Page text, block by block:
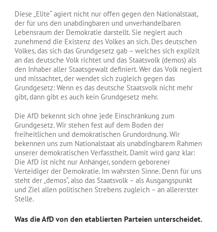
Diese „Elite“ agiert nicht nur offen gegen den Nationalstaat,
der für uns den unabdingbaren und unverhandelbaren
Lebensraum der Demokratie darstellt. Sie negiert auch
zunehmend die Existenz des Volkes an sich. Des deutschen
Volkes, das sich das Grundgesetz gab – welches sich explizit
an das deutsche Volk richtet und das Staatsvolk (demos) als
den Inhaber aller Staatsgewalt definiert. Wer das Volk negiert
und missachtet, der wendet sich zugleich gegen das
Grundgesetz: Wenn es das deutsche Staatsvolk nicht mehr
gibt, dann gibt es auch kein Grundgesetz mehr.
Die AfD bekennt sich ohne jede Einschränkung zum
Grundgesetz. Wir stehen fest auf dem Boden der
freiheitlichen und demokratischen Grundordnung. Wir
bekennen uns zum Nationalstaat als unabdingbarem Rahmen
unserer demokratischen Verfasstheit. Damit wird ganz klar:
Die AfD ist nicht nur Anhänger, sondern geborener
Verteidiger der Demokratie. Im wahrsten Sinne. Denn für uns
steht der „demos“, also das Staatsvolk – als Ausgangspunkt
und Ziel allen politischen Strebens zugleich – an allererster
Stelle.
Was die AfD von den etablierten Parteien unterscheidet.